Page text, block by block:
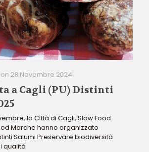
on 28 Novembre 2024
a Cagli (PU) Distinti
la Città di Cagli, Slow Food
Marche hanno organizzato
Salumi Preservare biodiversità
qualità